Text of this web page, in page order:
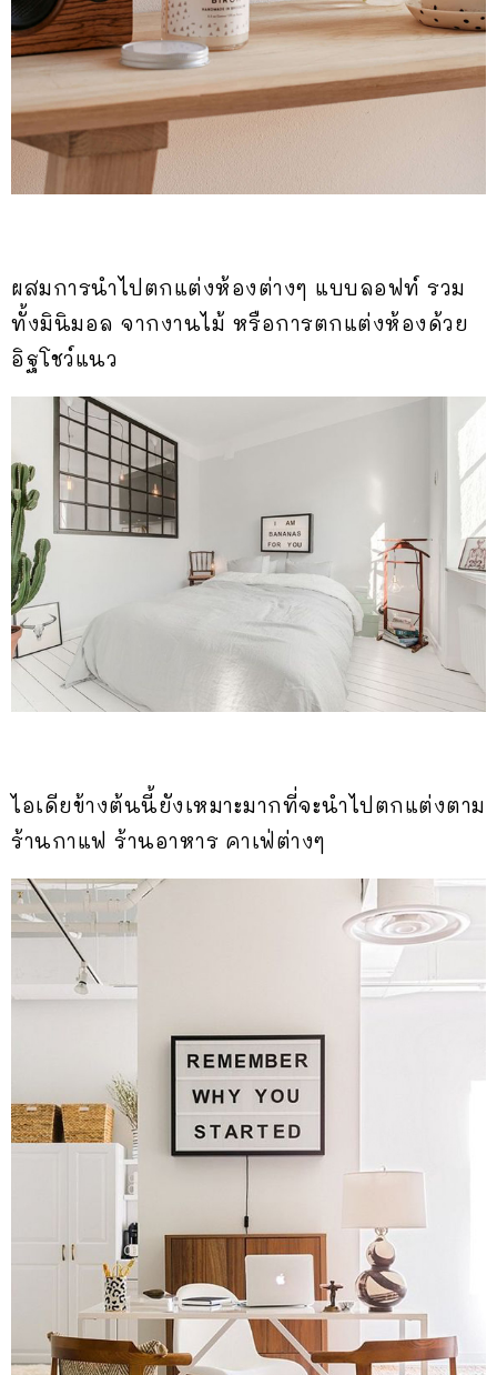
ผสมการนำไปตกแต่งห้องต่างๆ แบบลอฟท์ รวม
ทั้งมินิมอล จากงานไม้ หรือการตกแต่งห้องด้วย
อิฐโชว์แนว
ไอเดียข้างต้นนี้ยังเหมาะมากที่จะนำไปตกแต่งตาม
ร้านกาแฟ ร้านอาหาร คาเฟ่ต่างๆ